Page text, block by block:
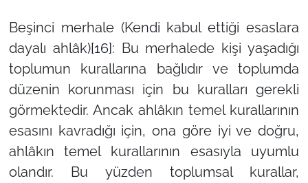
Beşinci merhale (Kendi kabul ettiği esaslara
dayalı ahlâk)[16]: Bu merhalede kişi yaşadığı
toplumun kurallarına bağlıdır ve toplumda
düzenin korunması için bu kuralları gerekli
görmektedir. Ancak ahlâkın temel kurallarının
esasını kavradığı için, ona göre iyi ve doğru,
ahlâkın temel kurallarının esasıyla uyumlu
olandır. Bu yüzden toplumsal kurallar,